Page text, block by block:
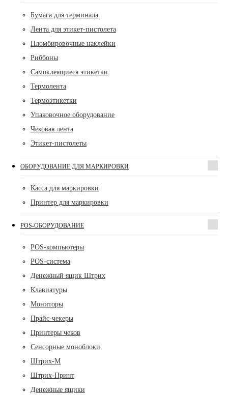
Бумага для терминала
Лента для этикет-пистолета
Пломбировочные наклейки
Риббоны
Самоклеящиеся этикетки
Термолента
Термоэтикетки
Упаковочное оборудование
Чековая лента
Этикет-пистолеты
ОБОРУДОВАНИЕ ДЛЯ МАРКИРОВКИ
Касса для маркировки
Принтер для маркировки
POS-ОБОРУДОВАНИЕ
POS-компьютеры
POS-система
Денежный ящик Штрих
Клавиатуры
Мониторы
Прайс-чекеры
Принтеры чеков
Сенсорные моноблоки
Штрих-М
Штрих-Принт
Денежные ящики